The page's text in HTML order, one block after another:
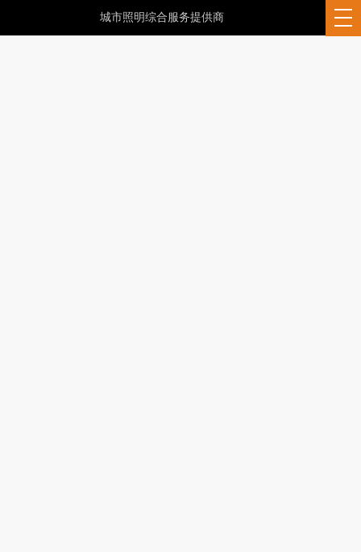
城市照明综合服务提供商